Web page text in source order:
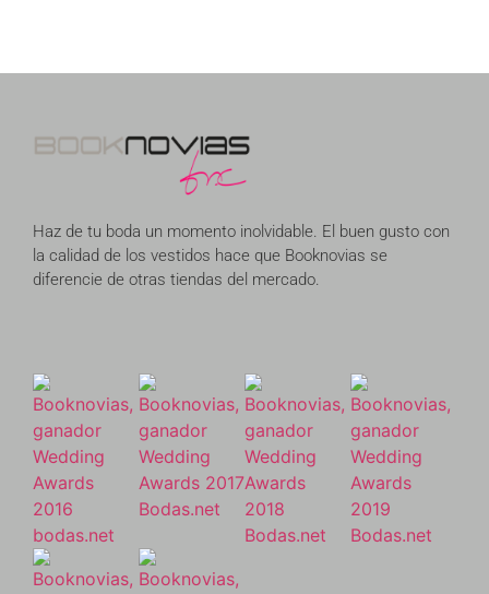
Haz de tu boda un momento inolvidable. El buen gusto con
la calidad de los vestidos hace que Booknovias se
diferencie de otras tiendas del mercado.